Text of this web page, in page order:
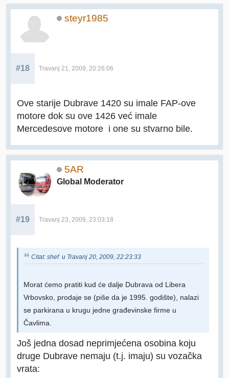
steyr1985
#18 Travanj 21, 2009, 20:26:06
Ove starije Dubrave 1420 su imale FAP-ove
motore dok su ove 1426 već imale
Mercedesove motore i one su stvarno bile.
5AR
Global Moderator
#19 Travanj 23, 2009, 23:03:18
Citat: shef u Travanj 20, 2009, 22:23:33
Morat ćemo pratiti kud će dalje Dubrava od Libera
Vrbovsko, prodaje se (piše da je 1995. godište), nalazi
se parkirana u krugu jedne građevinske firme u
Čavlima.
Još jedna dosad neprimjećena osobina koju
druge Dubrave nemaju (t.j. imaju) su vozačka
vrata: